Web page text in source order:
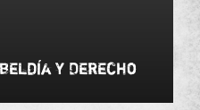
y Derecho